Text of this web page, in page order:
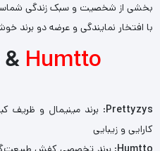
بخشی از شخصیت و سبک زندگی
با افتخار نمایندگی و عرضه دو برند
& Humtto
Prettyzys: برند مینیمال و ظریف
کارایی و زیبایی